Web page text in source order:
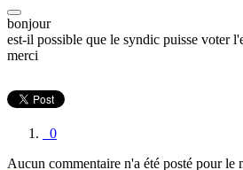
bonjour
est-il possible que le syndic puisse voter
merci
0
Aucun commentaire n'a été posté pour le